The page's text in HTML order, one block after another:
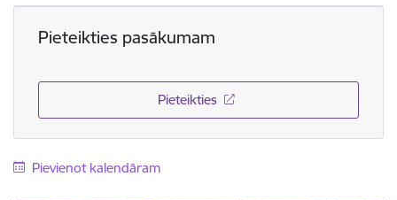
Pieteikties pasākumam
Pieteikties
Pievienot kalendāram